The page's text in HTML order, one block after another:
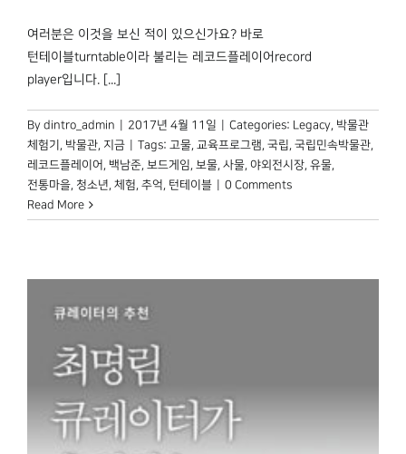
여러분은 이것을 보신 적이 있으신가요? 바로
턴테이블turntable이라 불리는 레코드플레이어record
player입니다. [...]
By dintro_admin 2017년 4월 11일 Categories: Legacy, 박물관
체험기 , 박물관, 지금 Tags: 고물, 교육프로그램, 국립, 국립민속박물관,
레코드플레이어 , 백남준, 보드게임, 보물, 사물, 야외전시장, 유물,
전통마을, 청소년, 체험, 추억, 턴테이블
0 Comments
Read More